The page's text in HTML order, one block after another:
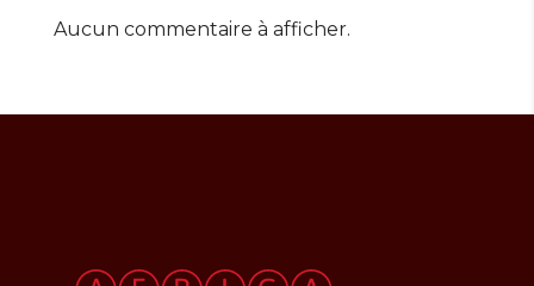
Aucun commentaire à afficher.